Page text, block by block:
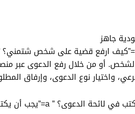
جاهز
أو من خلال رفع الدعوى عبر منصة
واختيار نوع الدعوى، وإرفاق